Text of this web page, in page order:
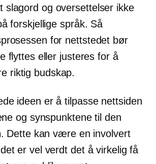
slagord og oversettelser ikke
forskjellige språk. Så
for nettstedet bør
flyttes eller justeres for å
riktig budskap.
ideen er å tilpasse nettsiden
og synspunktene til den
Dette kan være en involvert
er vel verdt det å virkelig få